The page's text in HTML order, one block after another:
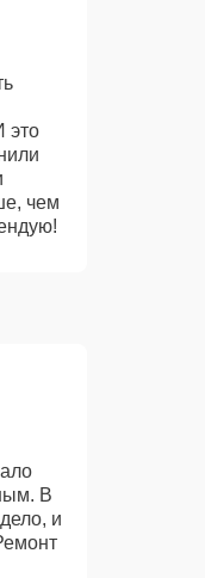
это
чем
В
и